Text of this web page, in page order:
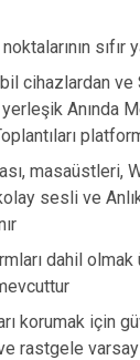
sıfır
cihazlardan ve
Anında
masaüstleri,
sesli ve
dahil
korumak için
rastgele